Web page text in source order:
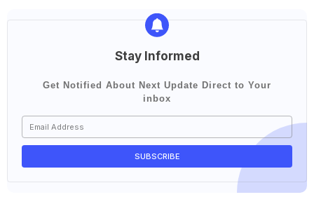
Stay Informed
Get Notified About Next Update Direct to Your
inbox